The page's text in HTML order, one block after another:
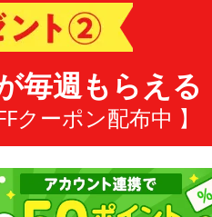
毎週もらえる
クーポン配布中 】